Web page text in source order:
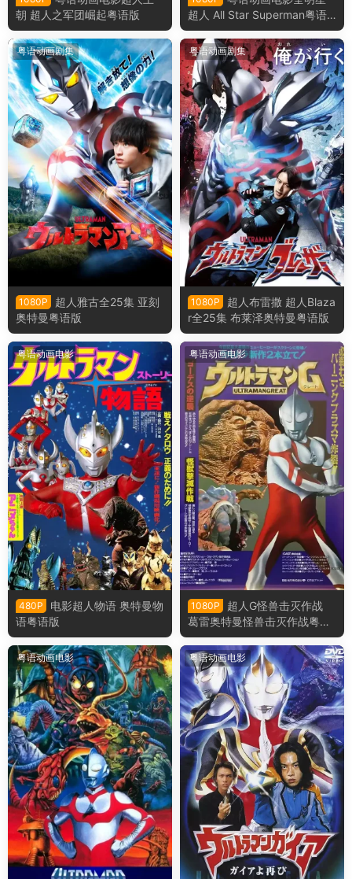
朝 超人之军团崛起粤语版
超人 All Star Superman粤语
版
粤语动画剧集
1080P
超人雅古全25集 亚刻
奥特曼粤语版
粤语动画剧集
1080P
超人布雷撒 超人Blaza
r全25集 布莱泽奥特曼粤语版
粤语动画电影
480P
电影超人物语 奥特曼物
语粤语版
粤语动画电影
1080P
超人G怪兽击灭作战
葛雷奥特曼怪兽击灭作战粤语
版
粤语动画电影 粤语动画电影